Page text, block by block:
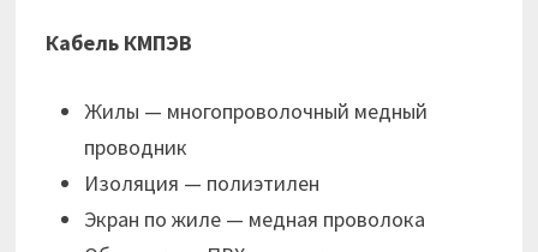
Кабель КМПЭВ
Жилы — многопроволочный медный
проводник
Изоляция — полиэтилен
Экран по жиле — медная проволока